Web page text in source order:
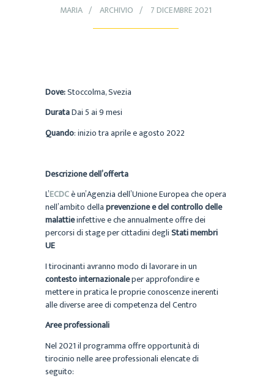
MARIA ARCHIVIO 7 DICEMBRE 2021
Dove:Stoccolma, Svezia
DurataDai 5 ai 9 mesi
Quando: inizio tra aprile e agosto 2022
Descrizione dell’offerta
L’ECDCè un’Agenzia dell’Unione Europea che opera
nell’ambito dellaprevenzione e del controllo delle
malattieinfettive e che annualmente offre dei
percorsi di stage per cittadini degliStati membri
UE
I tirocinanti avranno modo di lavorare in un
contesto internazionaleper approfondire e
mettere in pratica le proprie conoscenze inerenti
alle diverse aree di competenza del Centro
Aree professionali
Nel 2021 il programma offre opportunità di
tirocinio nelle aree professionali elencate di
seguito: